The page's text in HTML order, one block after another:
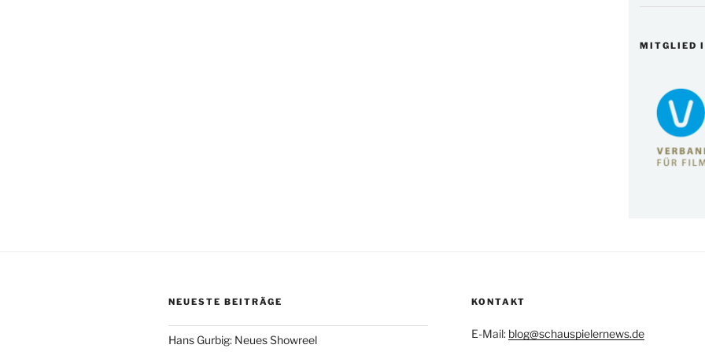
MITGLIED
NEUESTE BEITRÄGE
Hans Gurbig: Neues Showreel
KONTAKT
E-Mail: blog@schauspielernews.de